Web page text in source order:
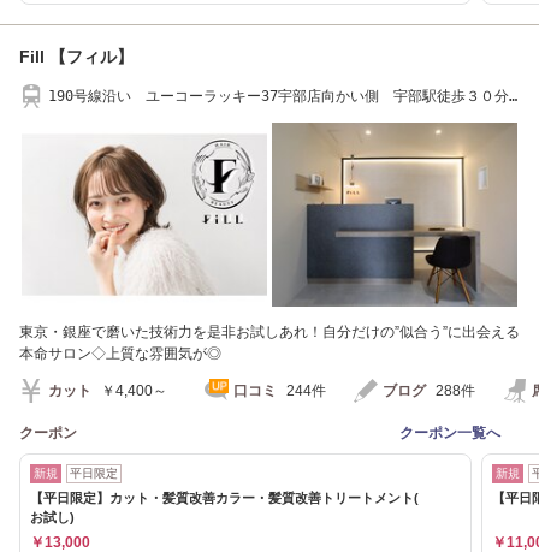
Fill 【フィル】
190号線沿い ユーコーラッキー37宇部店向かい側 宇部駅徒歩３０分
東京・銀座で磨いた技術力を是非お試しあれ！自分だけの”似合う”に出会える
本命サロン◇上質な雰囲気が◎
カット ￥4,400～ 口コミ 244件 ブログ 288件
クーポン クーポン一覧へ
新規 平日限定
【平日限定】カット・髪質改善カラー・髪質改善トリートメント(
お試し)
￥13,000
新規
【平
￥